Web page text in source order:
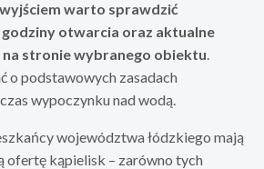
warto sprawdzić
otwarcia oraz aktualne
na stronie wybranego obiektu
o podstawowych zasadach
wypoczynku nad wodą.
województwa łódzkiego mają
ofertę kąpielisk – zarówno tych